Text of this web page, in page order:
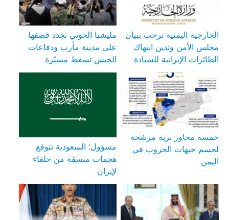
الخارجية اليمنية ترحب ببيان
مجلس الأمن وتدين انتهاك
الطائرات الإيرانية للسيادة
مليشيا الحوثي تجدد قصفها
على مدينة مأرب ودفاعات
الجيش تسقط مسيّرة
خمسة محاور برية مرشحة
لحسم جبهات الحروب في
اليمن
مسؤول: السعودية تتوقع
هجمات منسقة من حلفاء
لإيران